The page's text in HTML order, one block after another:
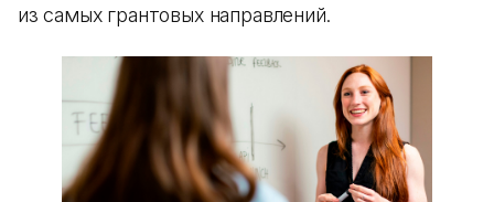
из самых грантовых направлений.